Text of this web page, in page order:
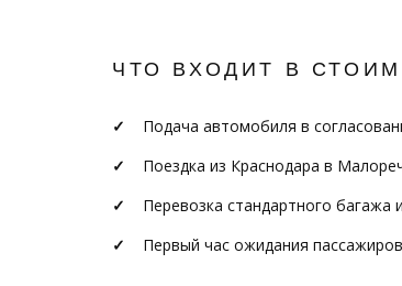
ЧТО ВХОДИТ В
Подача автомобиля в
Поездка из Краснодара в
Перевозка стандартного багажа
Первый час ожидания